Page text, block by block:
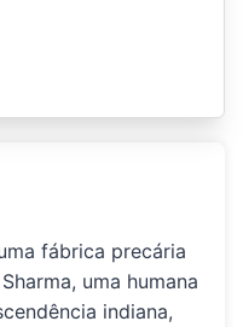
fábrica precária
uma humana
indiana,